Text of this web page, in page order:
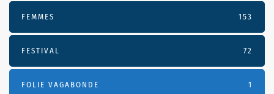
FEMMES 153
FESTIVAL 72
FOLIE VAGABONDE 1